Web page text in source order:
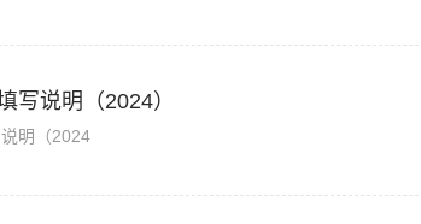
写说明（2024）
明（2024